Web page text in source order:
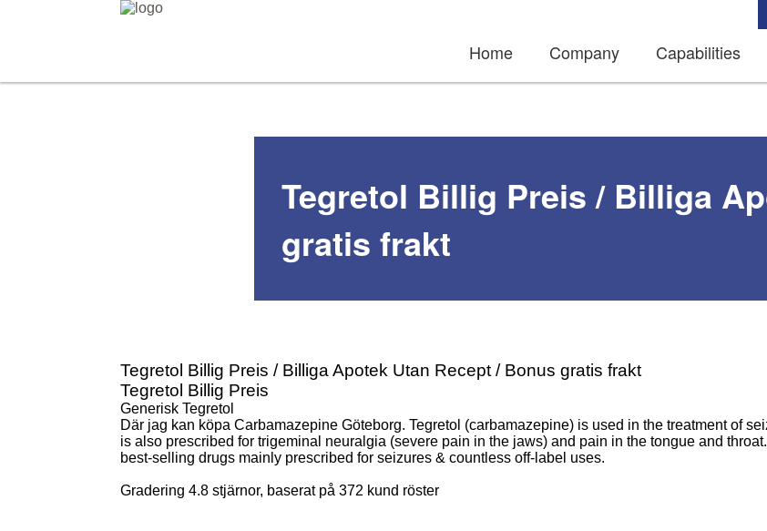
Home Company Capabilities
Tegretol Billig Preis / Billiga
gratis frakt
Tegretol Billig Preis / Billiga Apotek Utan Recept / Bonus gratis frakt
Tegretol Billig Preis
Generisk Tegretol
Där jag kan köpa Carbamazepine Göteborg. Tegretol (carbamazepine) is used in the treatment of
is also prescribed for trigeminal neuralgia (severe pain in the jaws) and pain in the tongue and
best-selling drugs mainly prescribed for seizures & countless off-label uses.
Gradering 4.8 stjärnor, baserat på 372 kund röster